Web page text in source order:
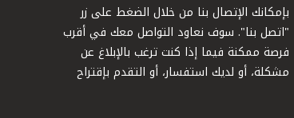
بإمكانك الإتصال بنا من خلال الضغط على زر
"اتصل بنا". سوف نعاود التواصل معك في أقرب
فرصة ممكنة فيما إذا كنت ترغب بالإبلاغ عن
مشكلة، أو لديك استفسار، أو التقدم بإقتراح